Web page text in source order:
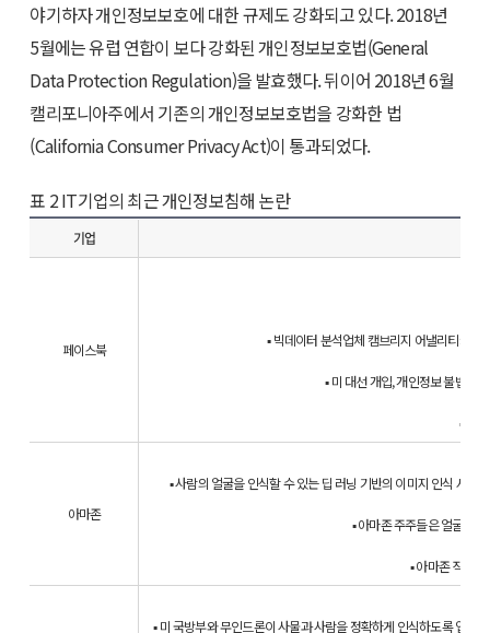
야기하자 개인정보보호에 대한 규제도 강화되고 있다. 2018년
5월에는 유럽 연합이 보다 강화된 개인정보보호법(General
Data Protection Regulation)을 발효했다. 뒤이어 2018년 6월
캘리포니아주에서 기존의 개인정보보호법을 강화한 법
(California Consumer Privacy Act)이 통과되었다.
표 2 IT기업의 최근 개인정보침해 논란
기업
페이스북
▪ 빅데이터 분석업체 캠브리지 어낼리티카
▪ 미 대선 개입, 개인정보 불법 활
▪ 보
아마존
▪ 사람의 얼굴을 인식할 수 있는 딥 러닝 기반의 이미지 인식 서
▪ 아마존 주주들은 얼굴인
▪ 아마존 직원
▪ 미 국방부와 무인드론이 사물과 사람을 정확하게 인식하도록 업